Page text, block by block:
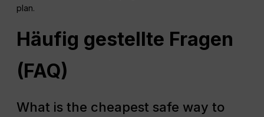
plan.
Häufig gestellte Fragen
(FAQ)
What is the cheapest safe way to